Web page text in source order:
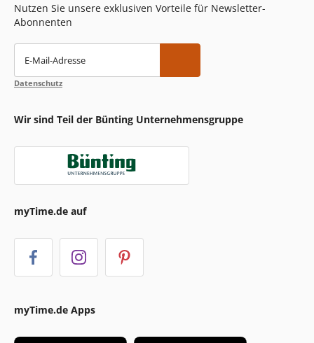
Nutzen Sie unsere exklusiven Vorteile für Newsletter-
Abonnenten
E-Mail-Adresse
Datenschutz
Wir sind Teil der Bünting Unternehmensgruppe
myTime.de auf
myTime.de Apps